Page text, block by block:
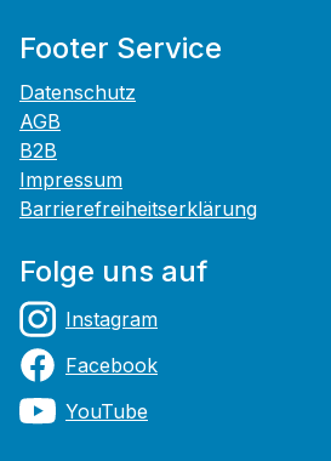
Footer Service
Datenschutz
AGB
B2B
Impressum
Barrierefreiheitserklärung
Folge uns auf
Instagram
Facebook
YouTube